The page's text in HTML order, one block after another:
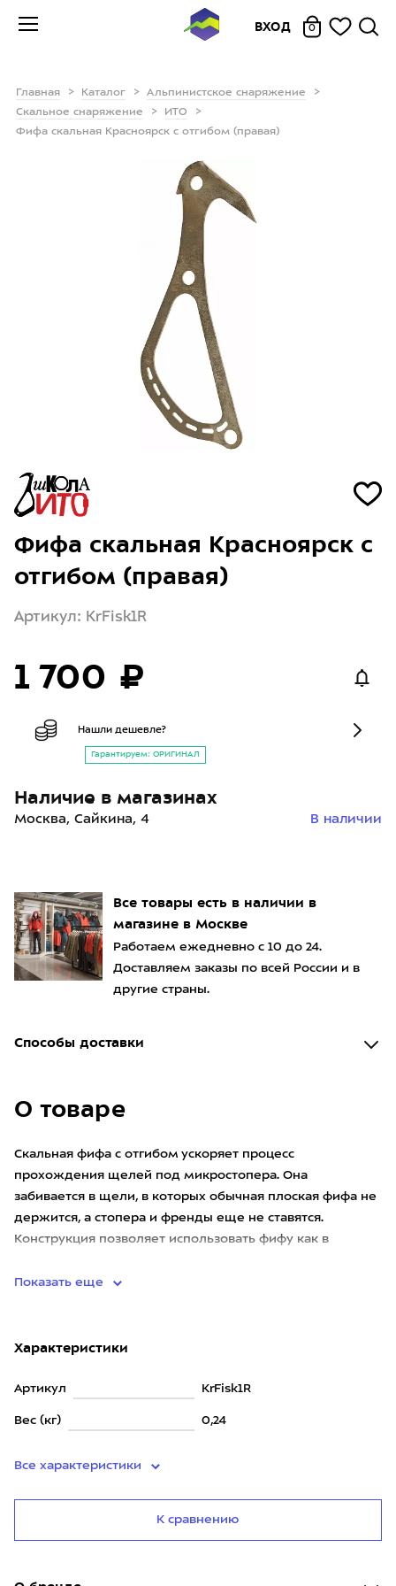
ВХОД 0
Главная Каталог
Альпинистское снаряжение
Скальное снаряжение
ИТО
Фифа скальная Красноярск с отгибом (правая)
Все товары есть в наличии в
магазине в Москве
Работаем ежедневно с 10 до 24.
Доставляем заказы по всей России и в
другие страны.
Способы доставки
О товаре
Скальная фифа с отгибом ускоряет процесс
прохождения щелей под микростопера. Она
забивается в щели, в которых обычная плоская фифа не
держится, а стопера и френды еще не ставятся.
Конструкция позволяет использовать фифу как в
Показать еще
Характеристики
Артикул KrFisk1R
Вес (кг) 0,24
Все характеристики
К сравнению
Фифа скальная Красноярск с
отгибом (правая)
Артикул: KrFisk1R
1 700 ₽
Нашли дешевле?
Гарантируем: ОРИГИНАЛ
Наличие в магазинах
Москва, Сайкина, 4 В наличии